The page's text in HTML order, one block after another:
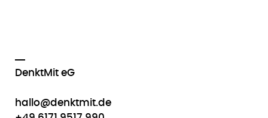
DenktMit eG
hallo@denktmit.de